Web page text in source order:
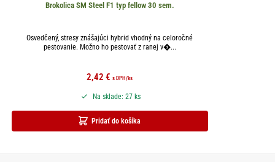
Brokolica SM Steel F1 typ fellow 30 sem.
Osvedčený, stresy znášajúci hybrid vhodný na celoročné
pestovanie. Možno ho pestovať z ranej v�...
2,42€ s DPH/ks
Pridať do košíka
Na sklade: 27 ks